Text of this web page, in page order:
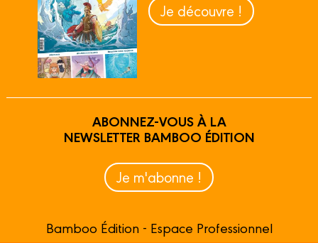
Je découvre !
ABONNEZ-VOUS À LA
NEWSLETTER BAMBOO ÉDITION
Je m'abonne !
Bamboo Édition - Espace Professionnel